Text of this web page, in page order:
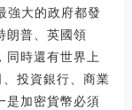
強大的政府都發
朗普、英國領
同時還有世界上
投資銀行、商業
是加密貨幣必須